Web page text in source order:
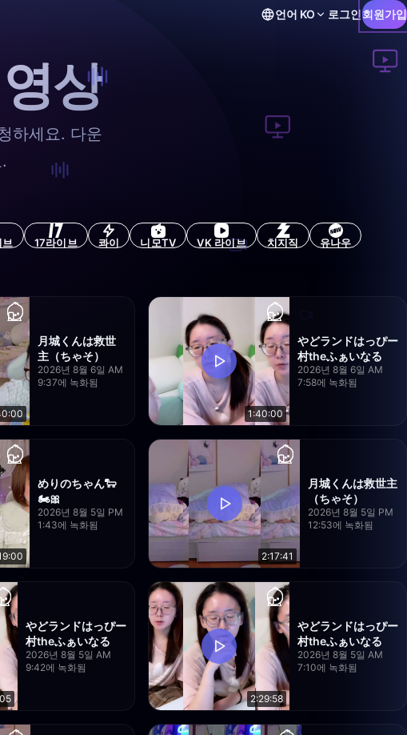
언어 KO 로그인회원가입
상
하세요. 다운
브 17라이브 콰이 니모TV VK 라이브 치지직 유나우
月城くんは救世
主（ちゃそ）
2026년 8월 6일 AM
9:37에 녹화됨
1:40:00
やどランドはっぴー
村theふぁいなる
2026년 8월 6일 AM
7:58에 녹화됨
めりのちゃん🐑
🏍️🎀
2026년 8월 5일 PM
1:43에 녹화됨
2:17:41
月城くんは救世主
（ちゃそ）
2026년 8월 5일 PM
12:53에 녹화됨
やどランドはっぴー
村theふぁいなる
2026년 8월 5일 AM
9:42에 녹화됨
2:29:58
やどランドはっぴー
村theふぁいなる
2026년 8월 5일 AM
7:10에 녹화됨